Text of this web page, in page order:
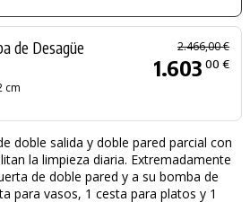
de Desagüe
cm
2.466,00 €
1.603 00 €
doble salida y doble pared parcial con
la limpieza diaria. Extremadamente
de doble pared y a su bomba de
para vasos, 1 cesta para platos y 1